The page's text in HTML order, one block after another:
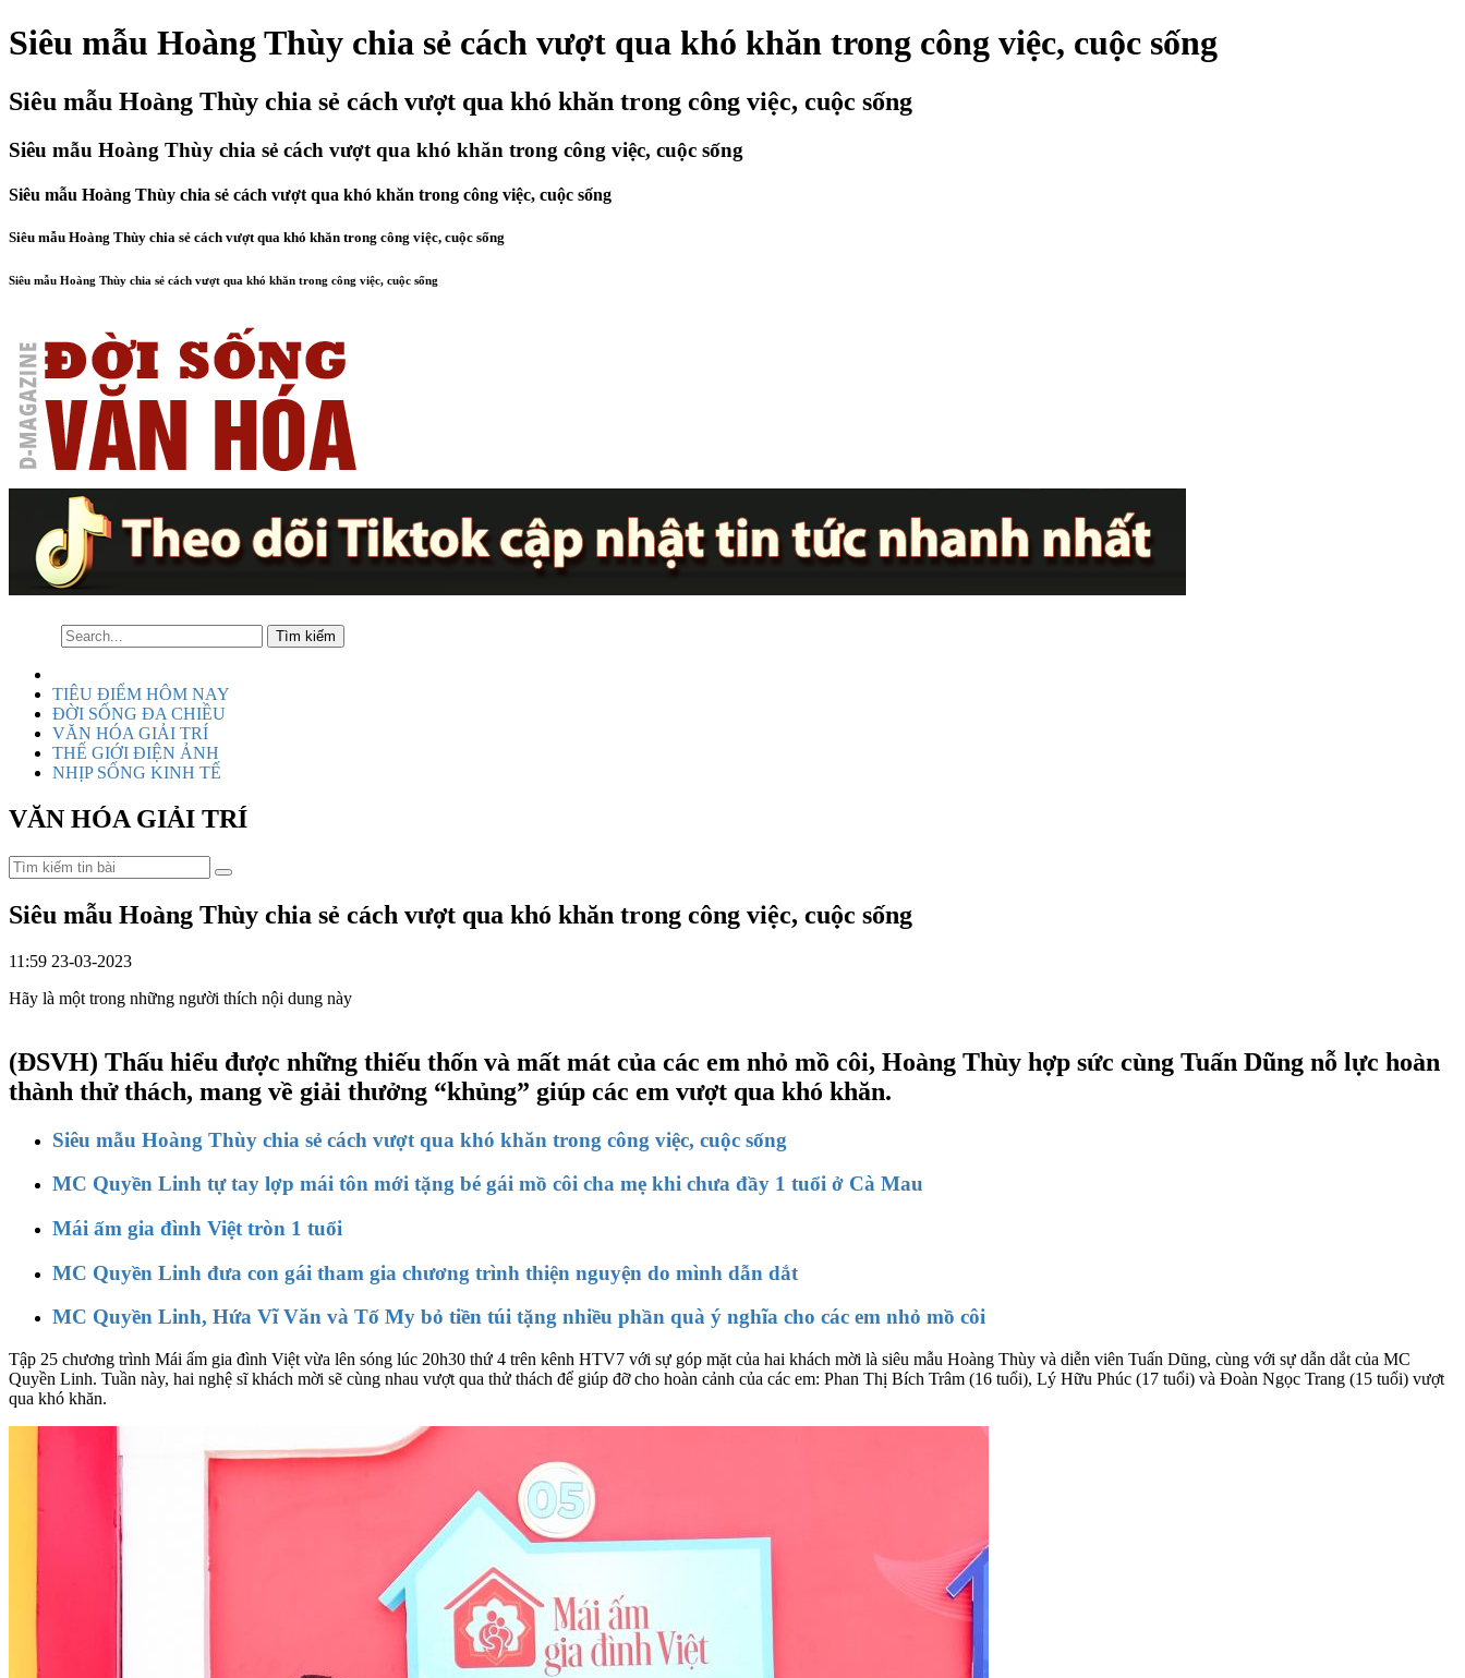
Siêu mẫu Hoàng Thùy chia sẻ cách vượt qua khó khăn trong công việc, cuộc sống
Siêu mẫu Hoàng Thùy chia sẻ cách vượt qua khó khăn trong công việc, cuộc sống
Siêu mẫu Hoàng Thùy chia sẻ cách vượt qua khó khăn trong công việc, cuộc sống
Siêu mẫu Hoàng Thùy chia sẻ cách vượt qua khó khăn trong công việc, cuộc sống
Siêu mẫu Hoàng Thùy chia sẻ cách vượt qua khó khăn trong công việc, cuộc sống
Siêu mẫu Hoàng Thùy chia sẻ cách vượt qua khó khăn trong công việc, cuộc sống
TIÊU ĐIỂM HÔM NAY
ĐỜI SỐNG ĐA CHIỀU
VĂN HÓA GIẢI TRÍ
THẾ GIỚI ĐIỆN ẢNH
NHỊP SỐNG KINH TẾ
VĂN HÓA GIẢI TRÍ
Siêu mẫu Hoàng Thùy chia sẻ cách vượt qua khó khăn trong công việc, cuộc sống
11:59 23-03-2023
Hãy là một trong những người thích nội dung này
(ĐSVH) Thấu hiểu được những thiếu thốn và mất mát của các em nhỏ mồ côi, Hoàng Thùy hợp sức cùng Tuấn Dũng nỗ lực hoàn
thành thử thách, mang về giải thưởng “khủng” giúp các em vượt qua khó khăn.
Siêu mẫu Hoàng Thùy chia sẻ cách vượt qua khó khăn trong công việc, cuộc sống
MC Quyền Linh tự tay lợp mái tôn mới tặng bé gái mồ côi cha mẹ khi chưa đầy 1 tuổi ở Cà Mau
Mái ấm gia đình Việt tròn 1 tuổi
MC Quyền Linh đưa con gái tham gia chương trình thiện nguyện do mình dẫn dắt
MC Quyền Linh, Hứa Vĩ Văn và Tố My bỏ tiền túi tặng nhiều phần quà ý nghĩa cho các em nhỏ mồ côi
Tập 25 chương trình Mái ấm gia đình Việt vừa lên sóng lúc 20h30 thứ 4 trên kênh HTV7 với sự góp mặt của hai khách mời là siêu mẫu Hoàng Thùy và diễn viên Tuấn Dũng, cùng với sự dẫn dắt của MC
Quyền Linh. Tuần này, hai nghệ sĩ khách mời sẽ cùng nhau vượt qua thử thách để giúp đỡ cho hoàn cảnh của các em: Phan Thị Bích Trâm (16 tuổi), Lý Hữu Phúc (17 tuổi) và Đoàn Ngọc Trang (15 tuổi) vượt
qua khó khăn.